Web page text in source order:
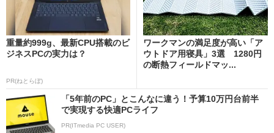
重量約999g、最新CPU搭載のビ
ジネスPCの実力は？
PR(ねとらぼ)
ワークマンの満足度が高い「ア
ウトドア用寝具」3選 1280円
の断熱フィールドマッ...
「5年前のPC」とこんなに違う！予算10万円台前半
で実現する快適PCライフ
PR(ITmedia PC USER)